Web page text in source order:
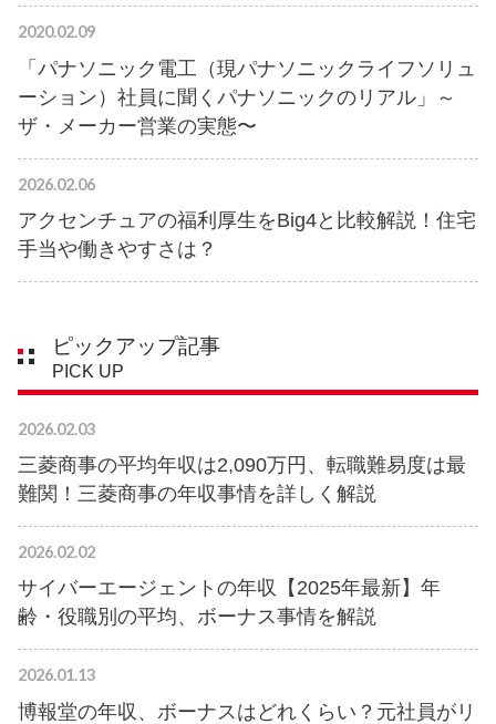
2020.02.09
「パナソニック電工（現パナソニックライフソリュ
ーション）社員に聞くパナソニックのリアル」～
ザ・メーカー営業の実態〜
2026.02.06
アクセンチュアの福利厚生をBig4と比較解説！住宅
手当や働きやすさは？
ピックアップ記事
PICK UP
2026.02.03
三菱商事の平均年収は2,090万円、転職難易度は最
難関！三菱商事の年収事情を詳しく解説
2026.02.02
サイバーエージェントの年収【2025年最新】年
齢・役職別の平均、ボーナス事情を解説
2026.01.13
博報堂の年収、ボーナスはどれくらい？元社員がリ